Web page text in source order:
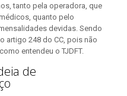
tanto pela operadora, que
quanto pelo
devidas. Sendo
artigo 248 do CC, pois não
entendeu o TJDFT.
de